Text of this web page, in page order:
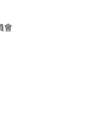
會